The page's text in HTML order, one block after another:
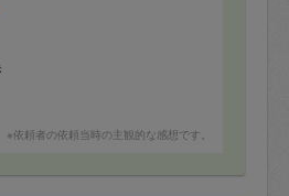
の他も多数作っていただきまし
※依頼者の依頼当時の主観的な感想です。